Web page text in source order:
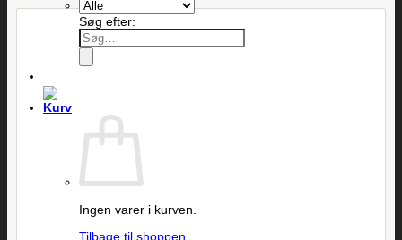
Søg efter:
Ingen varer i kurven.
Tilbage til shoppen